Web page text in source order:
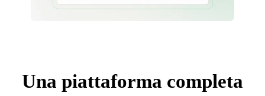
Una piattaforma completa